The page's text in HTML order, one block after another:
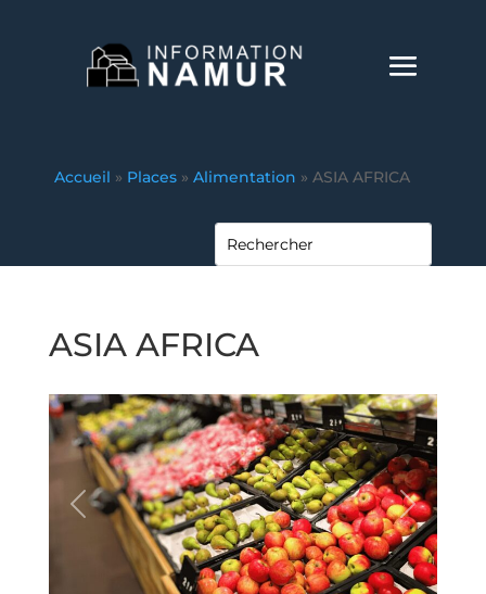
Accueil » Places » Alimentation » ASIA AFRICA
ASIA AFRICA
Précédente Prochaine